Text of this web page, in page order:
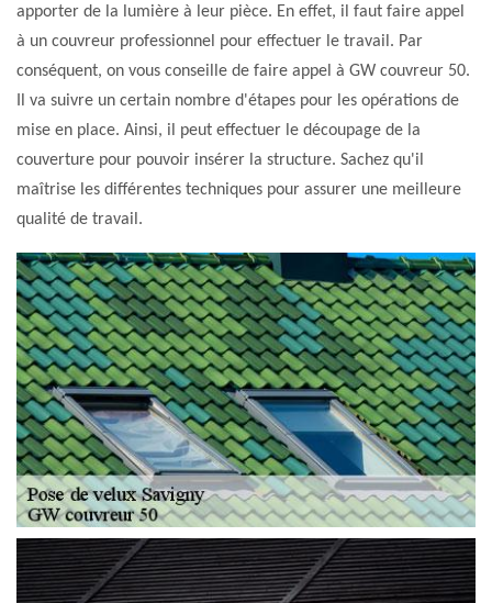
apporter de la lumière à leur pièce. En effet, il faut faire appel
à un couvreur professionnel pour effectuer le travail. Par
conséquent, on vous conseille de faire appel à GW couvreur 50.
Il va suivre un certain nombre d'étapes pour les opérations de
mise en place. Ainsi, il peut effectuer le découpage de la
couverture pour pouvoir insérer la structure. Sachez qu'il
maîtrise les différentes techniques pour assurer une meilleure
qualité de travail.